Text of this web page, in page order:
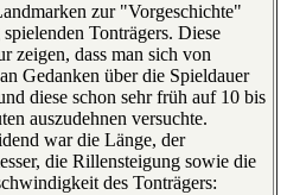
zur "Vorgeschichte"
spielenden Tonträgers. Diese
zeigen, dass man sich von
Gedanken über die Spieldauer
diese schon sehr früh auf 10 bis
auszudehnen versuchte.
war die Länge, der
die Rillensteigung sowie die
des Tonträgers: